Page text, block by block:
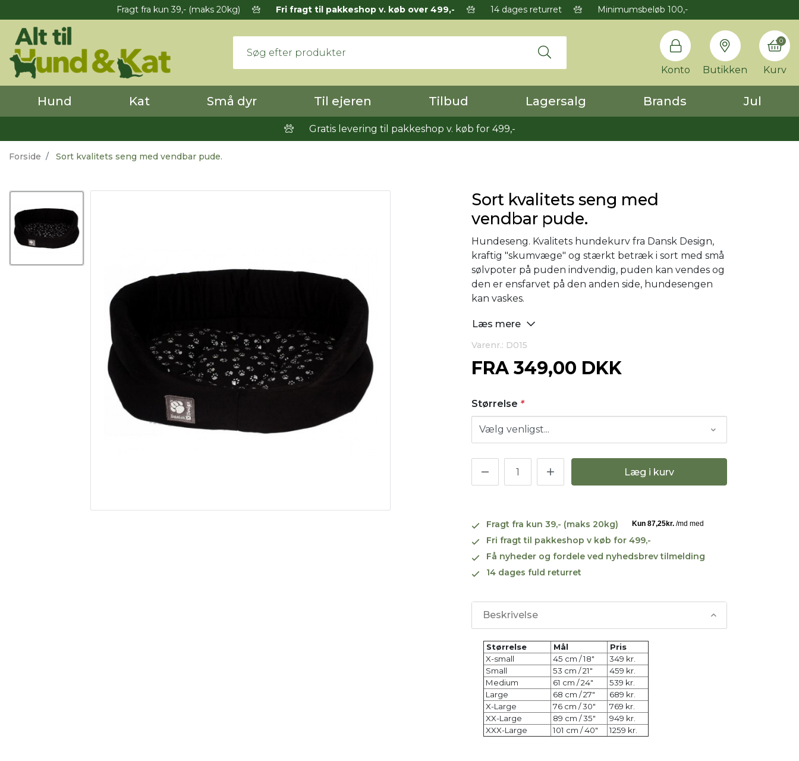
Fragt fra kun 39,- (maks 20kg) Fri fragt til pakkeshop v. køb over 499,- 14 dages returret Minimumsbeløb 100,-
Konto Butikken Kurv
0
Hund Kat Små dyr Til ejeren Tilbud Lagersalg Brands Jul
Gratis levering til pakkeshop v. køb for 499,-
Forside Sort kvalitets seng med vendbar pude.
Sort kvalitets seng med
vendbar pude.
Hundeseng. Kvalitets hundekurv fra Dansk Design,
kraftig "skumvæge" og stærkt betræk i sort med små
sølvpoter på puden indvendig, puden kan vendes og
den er ensfarvet på den anden side, hundesengen
kan vaskes.
Læs mere
Varenr.: D015
FRA 349,00 DKK
Størrelse *
Læg i kurv
Fragt fra kun 39,- (maks 20kg)
Fri fragt til pakkeshop v køb for 499,-
Få nyheder og fordele ved nyhedsbrev tilmelding
14 dages fuld returret
Beskrivelse
Størrelse Mål
Pris
X-small
45 cm / 18"
349 kr.
Small
53 cm / 21"
459 kr.
Medium
61 cm / 24"
539 kr.
Large
68 cm / 27"
689 kr.
X-Large
76 cm / 30"
769 kr.
XX-Large
89 cm / 35"
949 kr.
XXX-Large
101 cm / 40" 1259 kr.